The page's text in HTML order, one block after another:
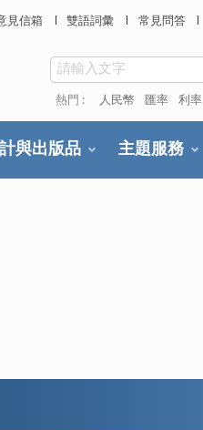
見信箱 雙語詞彙 常見問答
熱門 : 人民幣 匯率 利率
與出版品 主題服務